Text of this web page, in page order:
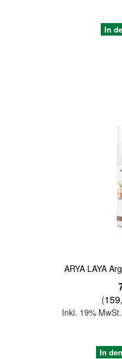
In
ARYA LAYA
(
Inkl. 19% MwSt.
In